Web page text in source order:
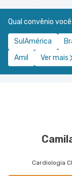
Qual convênio
SulAmérica
Amil
Ver mais
Cardiologia